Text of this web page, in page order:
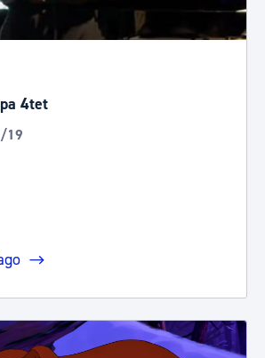
4tet
19